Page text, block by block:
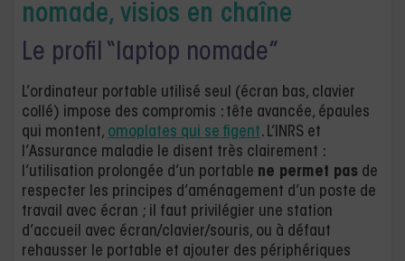
nomade, visios en chaîne
Le profil “laptop nomade”
L’ordinateur portable utilisé seul (écran bas, clavier
collé) impose des compromis : tête avancée, épaules
qui montent, omoplates qui se figent. L’INRS et
l’Assurance maladie le disent très clairement :
l’utilisation prolongée d’un portable ne permet pas de
respecter les principes d’aménagement d’un poste de
travail avec écran ; il faut privilégier une station
d’accueil avec écran/clavier/souris, ou à défaut
rehausser le portable et ajouter des périphériques